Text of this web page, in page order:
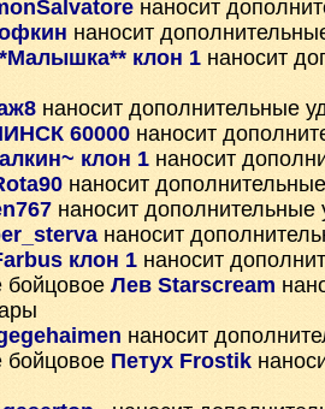
наносит
наносит
клон 1 наносит
наносит дополнительные
60000 наносит
клон 1 наносит
наносит
наносит дополнительные
наносит
клон 1 наносит
Лев Starscream
наносит
Петух Frostik